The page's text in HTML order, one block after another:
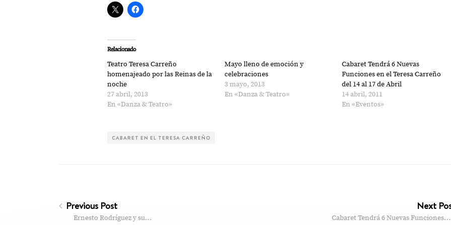
Relacionado
Teatro Teresa Carreño
homenajeado por las Reinas de la
noche
27 abril, 2013
En «Danza & Teatro»
Mayo lleno de emoción y
celebraciones
3 mayo, 2013
En «Danza & Teatro»
Cabaret Tendrá 6 Nuevas
Funciones en el Teresa Carreño
del 14 al 17 de Abril
14 abril, 2011
En «Eventos»
CABARET EN EL TERESA CARREÑO
Previous Post
Ernesto Rodríguez y su…
Next
Cabaret Tendrá 6 Nuevas Funciones…